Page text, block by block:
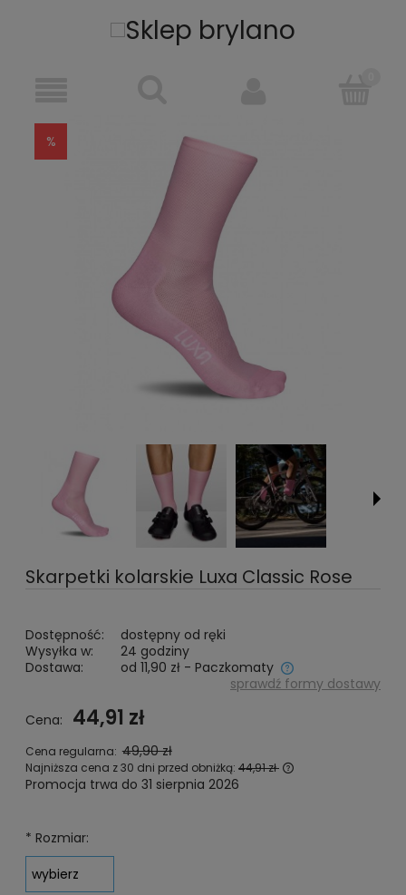
Skarpetki kolarskie Luxa Classic Rose
Dostępność:
dostępny od ręki
Wysyłka w:
24 godziny
Dostawa:
od 11,90 zł - Paczkomaty
Cena nie zawiera ewentualnych kosztów płatności
sprawdź formy dostawy
Cena:
44,91 zł
Cena regularna: 49,90 zł
Najniższa cena z 30 dni przed obniżką: 44,91 zł
Promocja trwa do 31 sierpnia 2026
* Rozmiar: